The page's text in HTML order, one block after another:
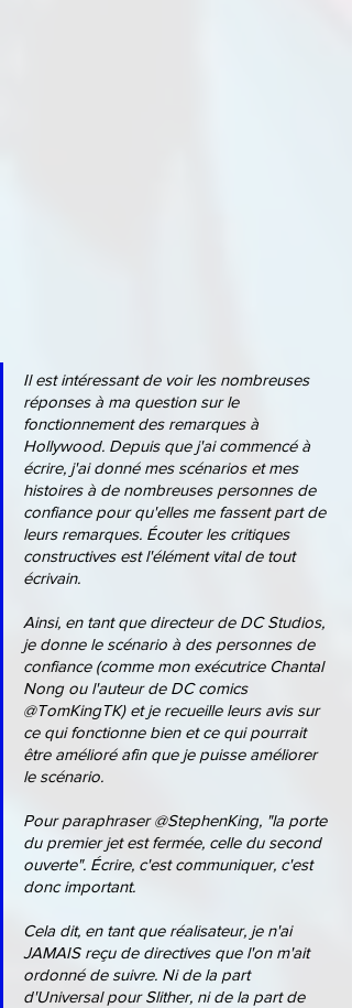
Il est intéressant de voir les nombreuses
réponses à ma question sur le
fonctionnement des remarques à
Hollywood. Depuis que j'ai commencé à
écrire, j'ai donné mes scénarios et mes
histoires à de nombreuses personnes de
confiance pour qu'elles me fassent part de
leurs remarques. Écouter les critiques
constructives est l'élément vital de tout
écrivain.
Ainsi, en tant que directeur de DC Studios,
je donne le scénario à des personnes de
confiance (comme mon exécutrice Chantal
Nong ou l'auteur de DC comics
@TomKingTK) et je recueille leurs avis sur
ce qui fonctionne bien et ce qui pourrait
être amélioré afin que je puisse améliorer
le scénario.
Pour paraphraser @StephenKing, "la porte
du premier jet est fermée, celle du second
ouverte". Écrire, c'est communiquer, c'est
donc important.
Cela dit, en tant que réalisateur, je n'ai
JAMAIS reçu de directives que l'on m'ait
ordonné de suivre. Ni de la part
d'Universal pour Slither, ni de la part de